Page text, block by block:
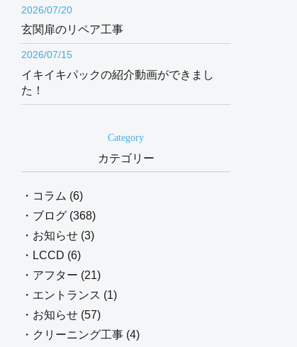
2026/07/20
玄関扉のリペア工事
2026/07/15
イキイキパックの紹介動画ができまし
た！
Category
カテゴリー
・コラム (6)
・ブログ (368)
・お知らせ (3)
・LCCD (6)
・アフター (21)
・エントランス (1)
・お知らせ (57)
・クリーニング工事 (4)